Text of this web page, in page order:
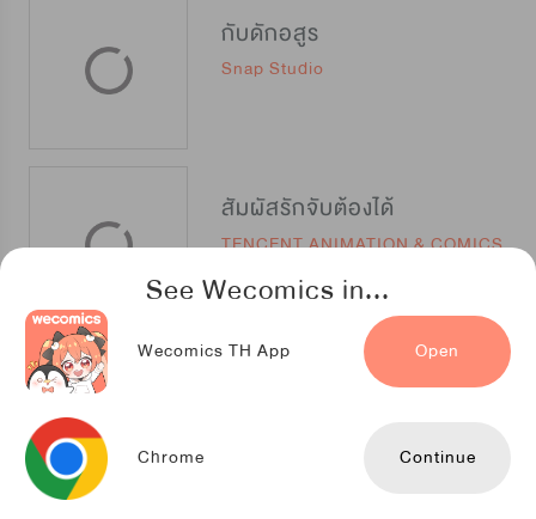
See Wecomics in...
Wecomics TH App Open
Chrome Continue
กับดักอสูร
Snap Studio
สัมผัสรักจับต้องได้
TENCENT ANIMATION & COMICS
ราชาวายร้ายอย่างผมก็อยากจะรอดในเกมจีบหนุ่มนะครับ